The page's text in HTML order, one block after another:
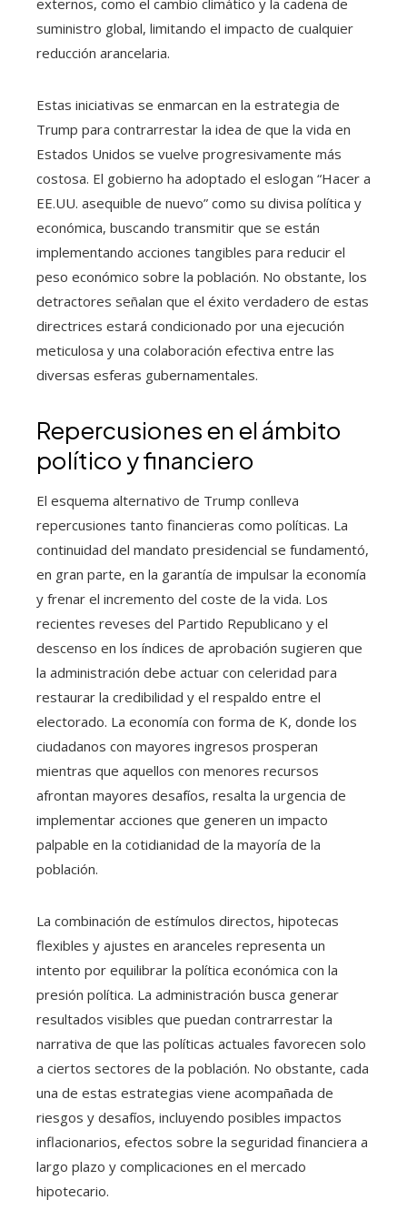
externos, como el cambio climático y la cadena de
suministro global, limitando el impacto de cualquier
reducción arancelaria.
Estas iniciativas se enmarcan en la estrategia de
Trump para contrarrestar la idea de que la vida en
Estados Unidos se vuelve progresivamente más
costosa. El gobierno ha adoptado el eslogan “Hacer a
EE.UU. asequible de nuevo” como su divisa política y
económica, buscando transmitir que se están
implementando acciones tangibles para reducir el
peso económico sobre la población. No obstante, los
detractores señalan que el éxito verdadero de estas
directrices estará condicionado por una ejecución
meticulosa y una colaboración efectiva entre las
diversas esferas gubernamentales.
Repercusiones en el ámbito
político y financiero
El esquema alternativo de Trump conlleva
repercusiones tanto financieras como políticas. La
continuidad del mandato presidencial se fundamentó,
en gran parte, en la garantía de impulsar la economía
y frenar el incremento del coste de la vida. Los
recientes reveses del Partido Republicano y el
descenso en los índices de aprobación sugieren que
la administración debe actuar con celeridad para
restaurar la credibilidad y el respaldo entre el
electorado. La economía con forma de K, donde los
ciudadanos con mayores ingresos prosperan
mientras que aquellos con menores recursos
afrontan mayores desafíos, resalta la urgencia de
implementar acciones que generen un impacto
palpable en la cotidianidad de la mayoría de la
población.
La combinación de estímulos directos, hipotecas
flexibles y ajustes en aranceles representa un
intento por equilibrar la política económica con la
presión política. La administración busca generar
resultados visibles que puedan contrarrestar la
narrativa de que las políticas actuales favorecen solo
a ciertos sectores de la población. No obstante, cada
una de estas estrategias viene acompañada de
riesgos y desafíos, incluyendo posibles impactos
inflacionarios, efectos sobre la seguridad financiera a
largo plazo y complicaciones en el mercado
hipotecario.